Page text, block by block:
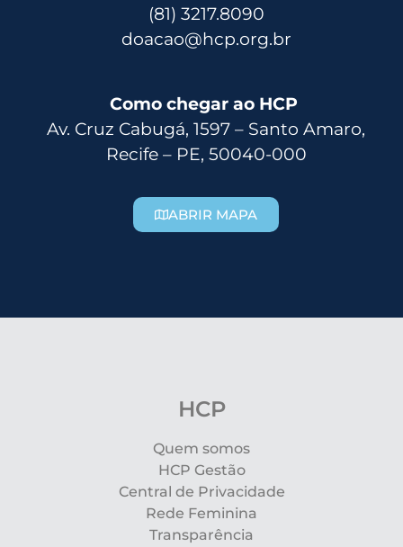
(81) 3217.8090
doacao@hcp.org.br
Como chegar ao HCP
Av. Cruz Cabugá, 1597 – Santo Amaro,
Recife – PE, 50040-000
ABRIR MAPA
HCP
Quem somos
HCP Gestão
Central de Privacidade
Rede Feminina
Transparência